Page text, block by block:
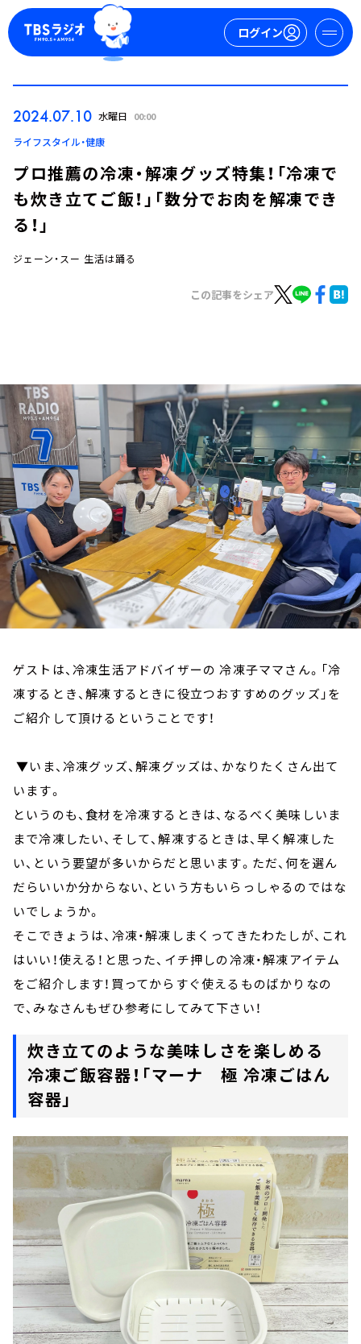
ログイン
ログイン
イベント・グッズ
YouTube
会社情報
2024.07.10 水曜日 00:00
ライフスタイル・健康
プロ推薦の冷凍・解凍グッズ特集！「冷凍で
も炊き立てご飯！」「数分でお肉を解凍でき
る！」
ジェーン・スー 生活は踊る
この記事をシェア
ゲストは、冷凍生活アドバイザーの 冷凍子ママさん。「冷
凍するとき、解凍するときに役立つおすすめのグッズ」を
ご紹介して頂けるということです！
▼いま、冷凍グッズ、解凍グッズは、かなりたくさん出て
います。
というのも、食材を冷凍するときは、なるべく美味しいま
まで冷凍したい、そして、解凍するときは、早く解凍した
い、という要望が多いからだと思います。ただ、何を選ん
だらいいか分からない、という方もいらっしゃるのではな
いでしょうか。
そこできょうは、冷凍・解凍しまくってきたわたしが、これ
はいい！使える！と思った、イチ押しの冷凍・解凍アイテム
をご紹介します！買ってからすぐ使えるものばかりなの
で、みなさんもぜひ参考にしてみて下さい！
炊き立てのような美味しさを楽しめる
冷凍ご飯容器！「マーナ 極 冷凍ごはん
容器」